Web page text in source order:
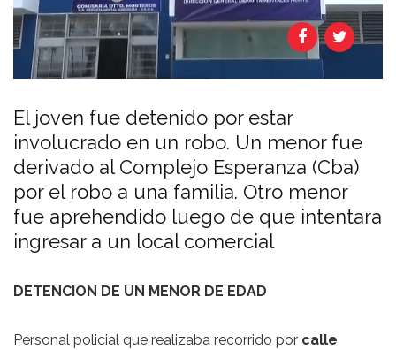
El joven fue detenido por estar
involucrado en un robo. Un menor fue
derivado al Complejo Esperanza (Cba)
por el robo a una familia. Otro menor
fue aprehendido luego de que intentara
ingresar a un local comercial
DETENCION DE UN MENOR DE EDAD
Personal policial que realizaba recorrido por calle